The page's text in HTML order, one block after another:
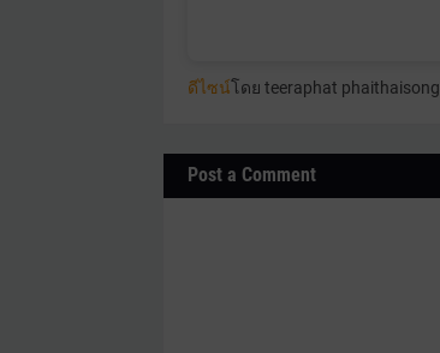
ดีไซน์โดย teeraphat phaithaisong
Post a Comment